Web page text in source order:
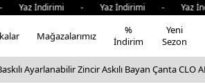
İndirimi - Yaz İndirimi -
Mağazalarımız
%
İndirim
Yeni
Sezon
Ayarlanabilir Zincir Askılı Bayan Çanta CLO